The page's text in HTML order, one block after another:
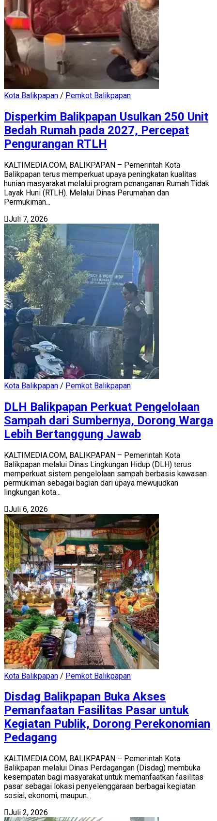
Kota Balikpapan / Pemkot Balikpapan
Disperkim Balikpapan Usulkan 250 Unit
Bedah Rumah pada 2027, Percepat
Pengurangan RTLH
KALTIMEDIA.COM, BALIKPAPAN – Pemerintah Kota
Balikpapan terus memperkuat upaya peningkatan kualitas
hunian masyarakat melalui program penanganan Rumah Tidak
Layak Huni (RTLH). Melalui Dinas Perumahan dan
Permukiman...
Juli 7, 2026
Kota Balikpapan / Pemkot Balikpapan
DLH Balikpapan Perkuat Pengelolaan
Sampah dari Sumbernya, Dorong Warga
Lebih Bertanggung Jawab
KALTIMEDIA.COM, BALIKPAPAN – Pemerintah Kota
Balikpapan melalui Dinas Lingkungan Hidup (DLH) terus
memperkuat sistem pengelolaan sampah berbasis kawasan
permukiman sebagai bagian dari upaya mewujudkan
lingkungan kota...
Juli 6, 2026
Kota Balikpapan / Pemkot Balikpapan
Disdag Balikpapan Buka Akses
Pemanfaatan Fasilitas Pasar untuk
Kegiatan Publik, Dorong Perekonomian
Pedagang
KALTIMEDIA.COM, BALIKPAPAN – Pemerintah Kota
Balikpapan melalui Dinas Perdagangan (Disdag) membuka
kesempatan bagi masyarakat untuk memanfaatkan fasilitas
pasar sebagai lokasi penyelenggaraan berbagai kegiatan
sosial, ekonomi, maupun...
Juli 2, 2026